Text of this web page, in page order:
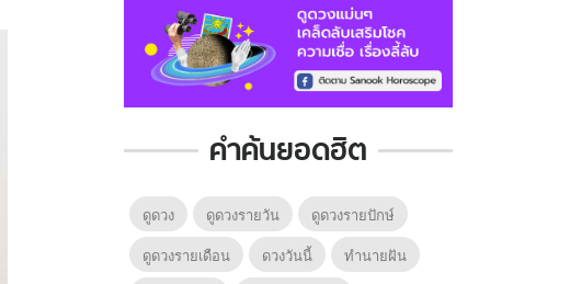
คำค้นยอดฮิต
ดูดวง ดูดวงรายวัน
ดูดวงรายปักษ์
ดูดวงรายเดือน
ดวงวันนี้
ทํานายฝัน